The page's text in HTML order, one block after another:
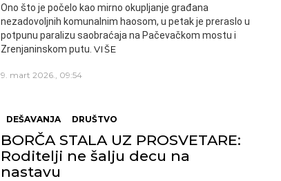
Ono što je počelo kao mirno okupljanje građana
nezadovoljnih komunalnim haosom, u petak je preraslo u
potpunu paralizu saobraćaja na Pačevačkom mostu i
Zrenjaninskom putu. VIŠE
9. mart 2026., 09:54
DEŠAVANJA DRUŠTVO
BORČA STALA UZ PROSVETARE:
Roditelji ne šalju decu na
nastavu